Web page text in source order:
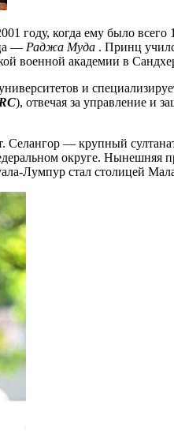
году, когда ему было
— Раджа Муда . Принц
военной академии в
и
), отвечая за управление и
— крупный
округе. Нынешняя
Лумпур стал столицей